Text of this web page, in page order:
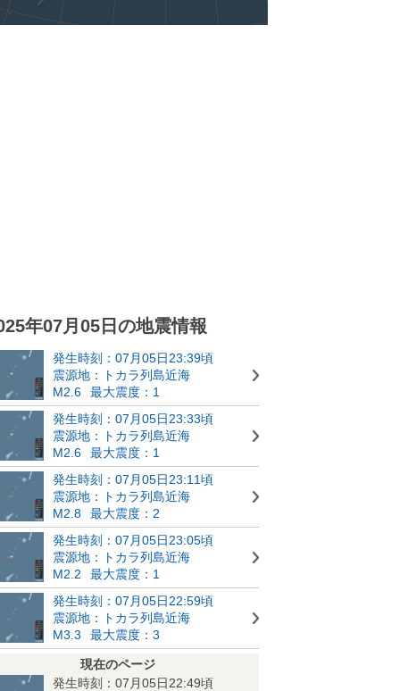
年07月05日の地震情報
発生時刻：07月05日23:39頃
震源地：トカラ列島近海
M2.6
最大震度：1
発生時刻：07月05日23:33頃
震源地：トカラ列島近海
M2.6
最大震度：1
発生時刻：07月05日23:11頃
震源地：トカラ列島近海
M2.8
最大震度：2
発生時刻：07月05日23:05頃
震源地：トカラ列島近海
M2.2
最大震度：1
発生時刻：07月05日22:59頃
震源地：トカラ列島近海
M3.3
最大震度：3
現在のページ
発生時刻：07月05日22:49頃